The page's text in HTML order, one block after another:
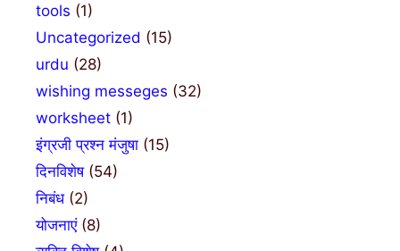
tools (1)
Uncategorized (15)
urdu (28)
wishing messeges (32)
worksheet (1)
इंग्रजी प्रश्न मंजुषा (15)
दिनविशेष(54)
निबंध(2)
योजनाएं(8)